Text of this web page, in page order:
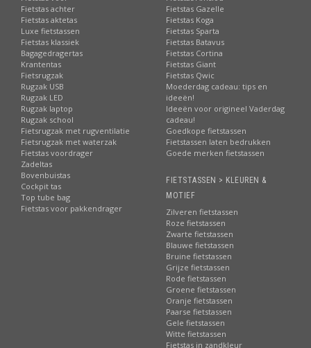
Fietstas achter
Fietstas aktetas
Luxe fietstassen
Fietstas klassiek
Bagagedragertas
Krantentas
Fietsrugzak
Rugzak USB
Rugzak LED
Rugzak laptop
Rugzak school
Fietsrugzak met rugventilatie
Fietsrugzak met waterzak
Fietstas voordrager
Zadeltas
Bovenbuistas
Cockpit tas
Top tube bag
Fietstas voor pakkendrager
Fietstas Gazelle
Fietstas Koga
Fietstas Sparta
Fietstas Batavus
Fietstas Cortina
Fietstas Giant
Fietstas Qwic
Moederdag cadeau: tips en
ideeën!
Ideeën voor origineel Vaderdag
cadeau!
Goedkope fietstassen
Fietstassen laten bedrukken
Goede merken fietstassen
FIETSTASSEN > KLEUREN &
MOTIEF
Zilveren fietstassen
Roze fietstassen
Zwarte fietstassen
Blauwe fietstassen
Bruine fietstassen
Grijze fietstassen
Rode fietstassen
Groene fietstassen
Oranje fietstassen
Paarse fietstassen
Gele fietstassen
Witte fietstassen
Fietstas in zandkleur